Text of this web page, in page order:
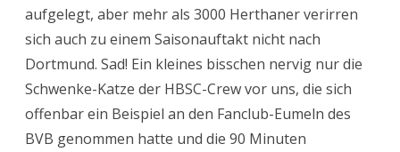
aufgelegt, aber mehr als 3000 Herthaner verirren
sich auch zu einem Saisonauftakt nicht nach
Dortmund. Sad! Ein kleines bisschen nervig nur die
Schwenke-Katze der HBSC-Crew vor uns, die sich
offenbar ein Beispiel an den Fanclub-Eumeln des
BVB genommen hatte und die 90 Minuten